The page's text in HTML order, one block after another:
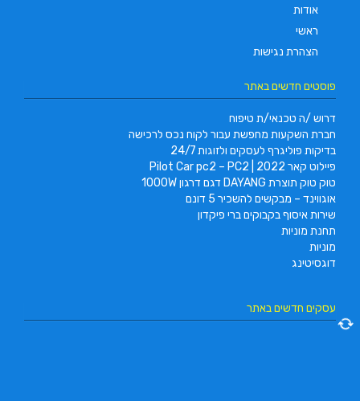
אודות
ראשי
הצהרת נגישות
פוסטים חדשים באתר
דרוש /ה טכנאי/ת טיפוח
חברת השקעות מחפשת עבור לקוח נכס לרכישה
בדיקות פוליגרף לעסקים ולזוגות 24/7
פיילוט קאר 2022 | Pilot Car pc2 – PC2
טוק טוק תוצרת DAYANG דגם דרגון 1000W
אוגווינד – מבקשים להשכיר 5 דונם
שירות איסוף בקבוקים ברי פיקדון
תחנת מוניות
מוניות
דוגסיטינג
עסקים חדשים באתר